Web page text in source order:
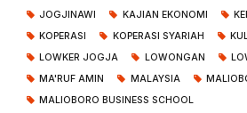
JOGJINAWI
KAJIAN EKONOMI
KOPERASI
KOPERASI SYARIAH
LOWKER JOGJA
LOWONGAN
MA'RUF AMIN
MALAYSIA
MALIOBORO BUSINESS SCHOOL